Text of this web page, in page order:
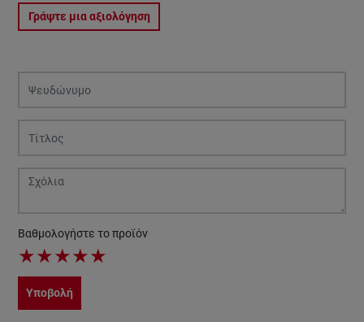
Γράψτε μια αξιολόγηση
Βαθμολογήστε το προϊόν
★★★★★
Υποβολή